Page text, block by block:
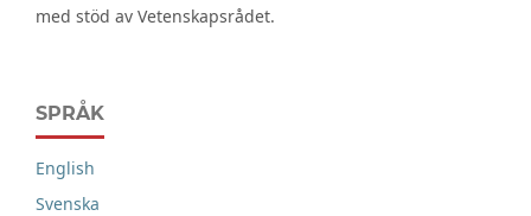
med stöd av Vetenskapsrådet.
SPRÅK
English
Svenska